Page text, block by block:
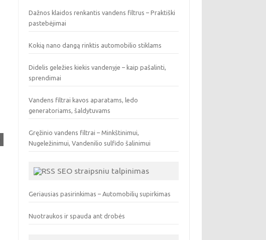
Dažnos klaidos renkantis vandens filtrus – Praktiški
pastebėjimai
Kokią nano dangą rinktis automobilio stiklams
Didelis geležies kiekis vandenyje – kaip pašalinti,
sprendimai
Vandens filtrai kavos aparatams, ledo
generatoriams, šaldytuvams
Gręžinio vandens filtrai – Minkštinimui,
Nugeležinimui, Vandenilio sulfido šalinimui
SEO straipsniu talpinimas
Geriausias pasirinkimas – Automobilių supirkimas
Nuotraukos ir spauda ant drobės